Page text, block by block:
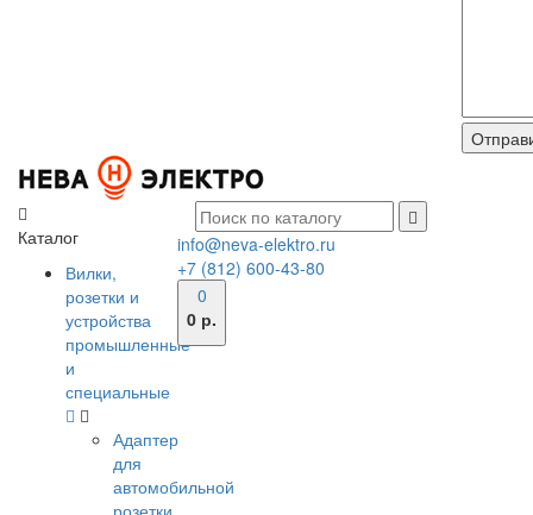
Каталог
Вилки,
розетки и
устройства
промышленные
и
специальные
Адаптер
для
автомобильной
розетки
info@neva-elektro.ru
+7 (812) 600-43-80
0
0 р.